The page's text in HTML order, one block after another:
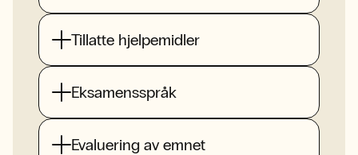
Tillatte hjelpemidler
Eksamensspråk
Evaluering av emnet